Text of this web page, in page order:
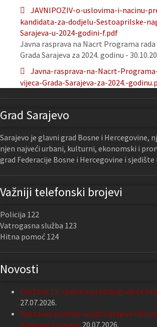
JAVNIPOZIV-o-uslovima-i-nacinu-
kandidata-za-dodjelu-Sestoaprilske-
Sarajeva-u-2024-godini-f.pdf
Javna rasprava na Nacrt Programa rada
Grada Sarajeva za 2024. godinu -
Javna-rasprava-na-Nacrt-
vijeca-Grada-Sarajeva-za-2024.-
Grad Sarajevo
Sarajevo je glavni grad Bosne i Hercegovine,
njen najveći urbani, kulturni, ekonomski i
grad Federacije Bosne i Hercegovine i
Važniji telefonski brojevi
Policija 122
Vatrogasna služba 123
Hitna pomoć 124
Novosti
Održana 13. sjednica Gradskog vijeća
27.07.2026.
Nastavak podrške Grada Sarajeva
Kantona Sarajevo 20.07.2026.